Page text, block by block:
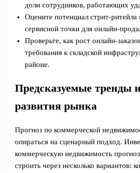
доли сотрудников, работающих
Оцените потенциал
сервисной точки для
Проверьте, как рост
требования к складской
районе.
Предсказуемые тренды
развития рынка
Прогноз по коммерческой
опираться на сценарный подход.
коммерческую недвижимость
строить через несколько вариантов: